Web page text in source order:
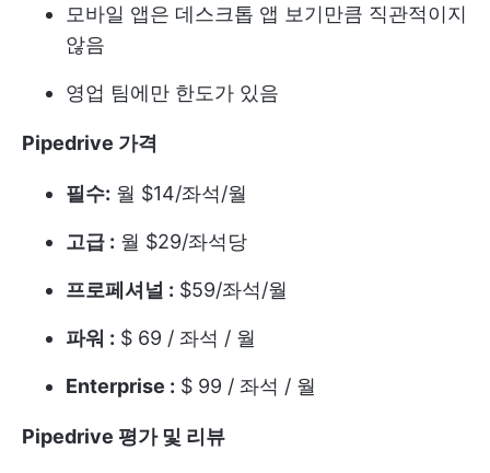
모바일 앱은 데스크톱 앱 보기만큼 직관적이지
않음
영업 팀에만 한도가 있음
Pipedrive 가격
필수: 월 $14/좌석/월
고급 : 월 $29/좌석당
프로페셔널 : $59/좌석/월
파워 : $ 69 / 좌석 / 월
Enterprise : $ 99 / 좌석 / 월
Pipedrive 평가 및 리뷰